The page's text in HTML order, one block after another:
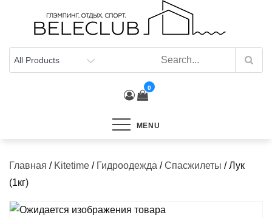
0
MENU
Главная / Kitetime / Гидроодежда /Спасжилеты / Лук
(1кг)